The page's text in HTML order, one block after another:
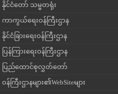
နိုင်ငံတော် သမ္မတရုံး
ကာကွယ်ရေးဝန်ကြီးဌာန
နိုင်ငံခြားရေးဝန်ကြီးဌာန
ပြန်ကြားရေးဝန်ကြီးဌာန
ပြည်ထောင်စုလွှတ်တော်
ဝန်ကြီးဌာနများ၏WebSiteများ